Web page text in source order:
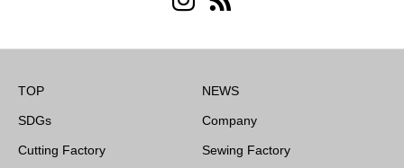
TOP NEWS
SDGs Company
Cutting Factory Sewing Factory